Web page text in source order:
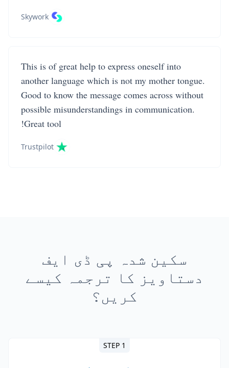
Skywork
This is of great help to express oneself into
another language which is not my mother tongue.
Good to know the message comes across without
possible misunderstandings in communication.
Great tool!
Trustpilot
سکین شدہ پی ڈی ایف
دستاویز کا ترجمہ کیسے
کریں؟
STEP 1